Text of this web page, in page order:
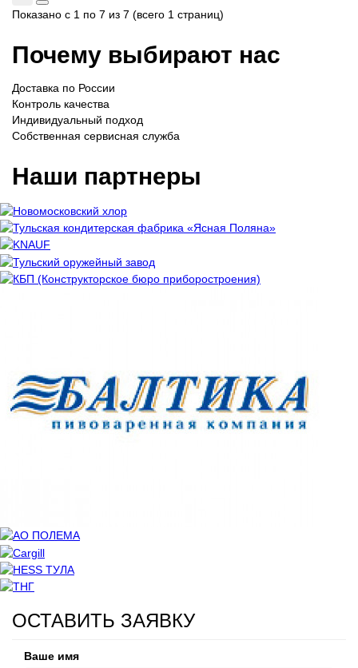
Показано с 1 по 7 из 7 (всего 1 страниц)
Почему выбирают нас
Доставка по России
Контроль качества
Индивидуальный подход
Собственная сервисная служба
Наши партнеры
ОСТАВИТЬ ЗАЯВКУ
Ваше имя